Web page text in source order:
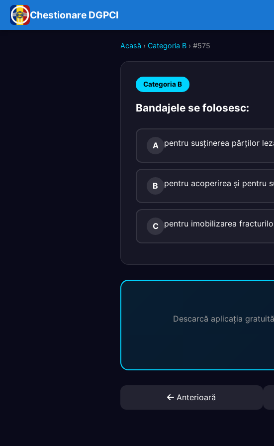
Chestionare DGPCI
Acasă › Categoria B › #575
Categoria B
Bandajele se folosesc:
A pentru susţinerea părţilor
B pentru acoperirea şi pentru
C pentru imobilizarea
Descarcă aplicația
Anterioară